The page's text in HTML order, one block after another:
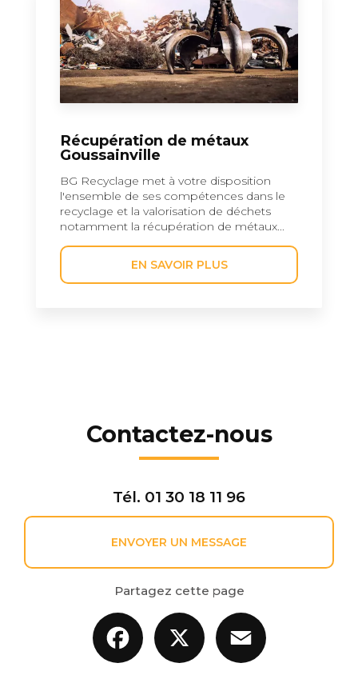
Récupération de métaux
Goussainville
BG Recyclage met à votre disposition
l'ensemble de ses compétences dans le
recyclage et la valorisation de déchets
notamment la récupération de métaux...
EN SAVOIR PLUS
Contactez-nous
Tél. 01 30 18 11 96
ENVOYER UN MESSAGE
Partagez cette page
Facebook